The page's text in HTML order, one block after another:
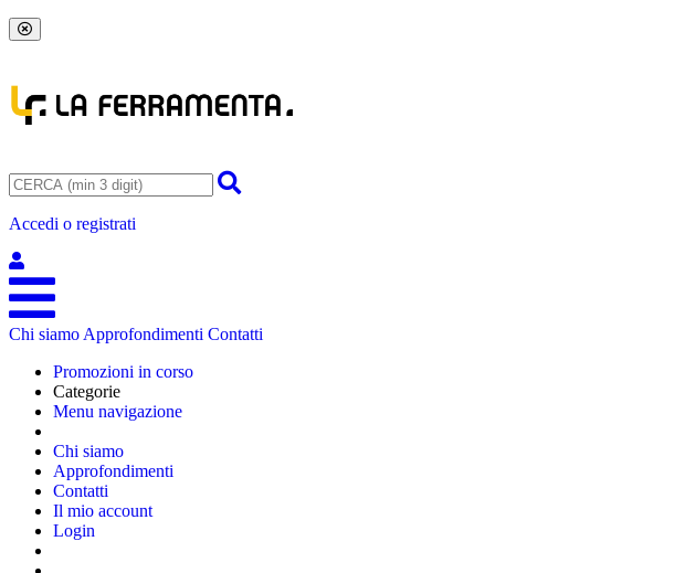
Accedi o registrati
Chi siamo Approfondimenti Contatti
Promozioni in corso
Categorie
Menu navigazione
Chi siamo
Approfondimenti
Contatti
Il mio account
Login